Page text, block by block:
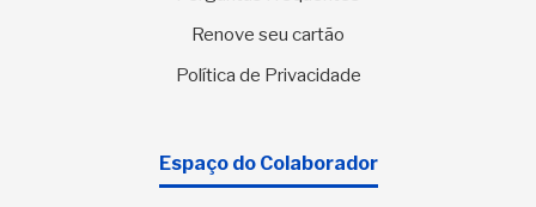
Renove seu cartão
Política de Privacidade
Espaço do Colaborador